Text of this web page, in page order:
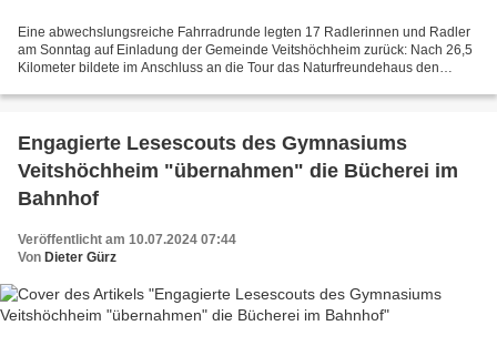
Eine abwechslungsreiche Fahrradrunde legten 17 Radlerinnen und Radler
am Sonntag auf Einladung der Gemeinde Veitshöchheim zurück: Nach 26,5
Kilometer bildete im Anschluss an die Tour das Naturfreundehaus den
Engagierte Lesescouts des Gymnasiums
Veitshöchheim "übernahmen" die Bücherei im
Bahnhof
Veröffentlicht am 10.07.2024 07:44
Von Dieter Gürz